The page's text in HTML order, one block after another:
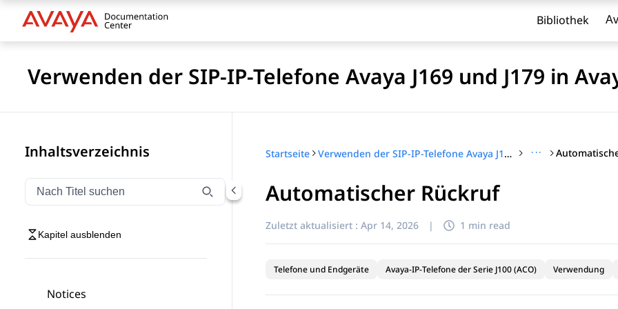
Bibliothek
Verwenden der SIP-IP-Telefone Avaya J169 und J179 in
Inhaltsverzeichnis
Navigation nach Titel filtern
Geben Sie Text ein, um Navigationselemente nach Titel zu filtern.
Kapitel ausblenden
Notices
Startseite Verwenden der SIP-IP-Telefone Avaya J169 und J179 in Avaya Aura® ···
Automatischer Rückruf
Zuletzt aktualisiert : Apr 14, 2026 | 1 min read
Telefone und Endgeräte Avaya-IP-Telefone der Serie J100 (ACO) Verwendung